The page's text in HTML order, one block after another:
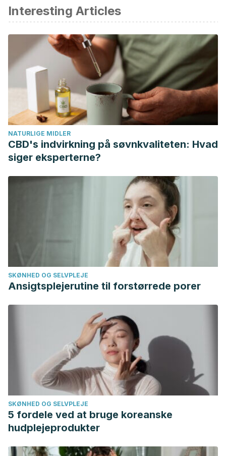
Laín, Alberto Lozano, and José Alberto Codina Silva.
“Enucleación quirúrgica de quiste sebáceo en la región
mandibular.” Revista Mexicana de Estomatología 4.1 (2017):
37.
Monsel, G., V. Pourcher, and E. Caumes. “Infección cutánea
bacteriana.” EMC-Tratado de Medicina 22.2 (2018): 1-7.
Michal, Michael, et al. “Dysplastic Lipoma.” The American
journal of surgical pathology 42.11 (2018): 1530-1540.
Lipoma, Endobronchial. “Endobronchial lipoma.” Singapore
Med J 58.8 (2017): 510-511.
Shanks, John A., W. Paranchych, and J. Tuba. “Familial
multiple lipomatosis.” Canadian Medical Association Journal
77.9 (1957): 881.
Interesting Articles
NATURLIGE MIDLER
CBD's indvirkning på søvnkvaliteten: Hvad
siger eksperterne?
SKØNHED OG SELVPLEJE
Ansigtsplejerutine til forstørrede porer
SKØNHED OG SELVPLEJE
5 fordele ved at bruge koreanske
hudplejeprodukter